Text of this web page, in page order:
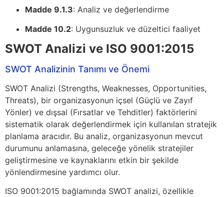
Madde 9.1.3: Analiz ve değerlendirme
Madde 10.2: Uygunsuzluk ve düzeltici faaliyet
SWOT Analizi ve ISO 9001:2015
SWOT Analizinin Tanımı ve Önemi
SWOT Analizi (Strengths, Weaknesses, Opportunities,
Threats), bir organizasyonun içsel (Güçlü ve Zayıf
Yönler) ve dışsal (Fırsatlar ve Tehditler) faktörlerini
sistematik olarak değerlendirmek için kullanılan stratejik
planlama aracıdır. Bu analiz, organizasyonun mevcut
durumunu anlamasına, geleceğe yönelik stratejiler
geliştirmesine ve kaynaklarını etkin bir şekilde
yönlendirmesine yardımcı olur.
ISO 9001:2015 bağlamında SWOT analizi, özellikle